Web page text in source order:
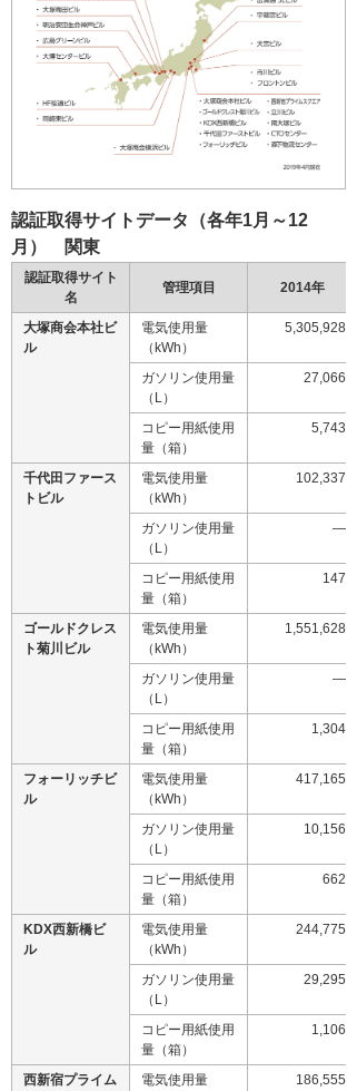
認証取得サイトデータ（各年1月～12
月） 関東
認証取得サイト
名
管理項目 2014年
大塚商会本社ビ
ル
電気使用量
（kWh）
5,305,928
ガソリン使用量
（L）
27,066
コピー用紙使用
量（箱）
5,743
千代田ファース
トビル
電気使用量
（kWh）
102,337
ガソリン使用量
（L）
―
コピー用紙使用
量（箱）
147
ゴールドクレス
ト菊川ビル
電気使用量
（kWh）
1,551,628
ガソリン使用量
（L）
―
コピー用紙使用
量（箱）
1,304
フォーリッチビ
ル
電気使用量
（kWh）
417,165
ガソリン使用量
（L）
10,156
コピー用紙使用
量（箱）
662
KDX西新橋ビ
ル
電気使用量
（kWh）
244,775
ガソリン使用量
（L）
29,295
コピー用紙使用
量（箱）
1,106
西新宿プライム
電気使用量
186,555